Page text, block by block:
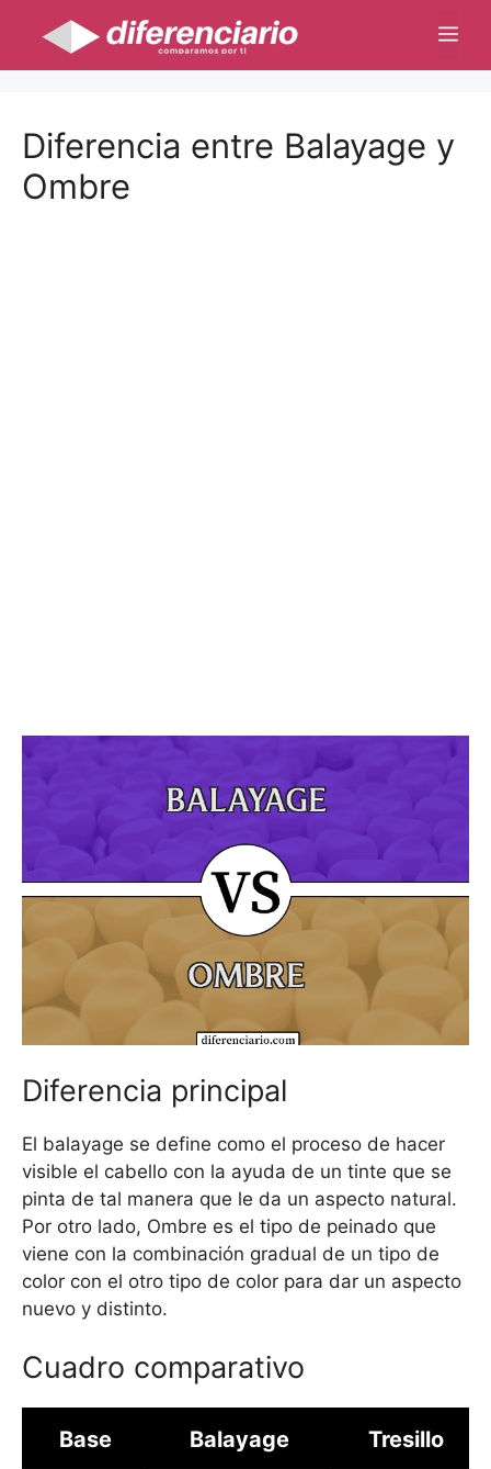
contenido
Diferencia entre Balayage y
Ombre
Diferencia principal
El balayage se define como el proceso de hacer
visible el cabello con la ayuda de un tinte que se
pinta de tal manera que le da un aspecto natural.
Por otro lado, Ombre es el tipo de peinado que
viene con la combinación gradual de un tipo de
color con el otro tipo de color para dar un aspecto
nuevo y distinto.
Cuadro comparativo
Base Balayage Tresillo